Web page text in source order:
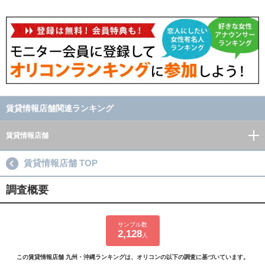
賃貸情報店舗関連ランキング
賃貸情報店舗
賃貸情報店舗 TOP
調査概要
サンプル数
2,128人
この賃貸情報店舗 九州・沖縄ランキングは、オリコンの以下の調査に基づいています。